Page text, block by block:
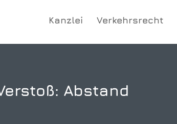
Kanzlei Verkehrsrecht
Abstand